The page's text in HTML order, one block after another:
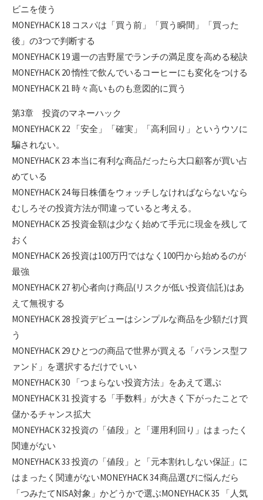
ビニを使う
MONEYHACK 18 コスパは「買う前」「買う瞬間」「買った
後」の3つで判断する
MONEYHACK 19 週一の吉野屋でランチの満足度を高める秘訣
MONEYHACK 20 惰性で飲んでいるコーヒーにも変化をつける
MONEYHACK 21 時々高いものも意図的に買う
第3章 投資のマネーハック
MONEYHACK 22 「安全」「確実」「高利回り」というウソに
騙されない。
MONEYHACK 23 本当に有利な商品だったら大口顧客が買い占
めている
MONEYHACK 24 毎日株価をウォッチしなければならないなら
むしろその投資方法が間違っていると考える。
MONEYHACK 25 投資金額は少なく始めて手元に現金を残して
おく
MONEYHACK 26 投資は100万円ではなく100円から始めるのが
最強
MONEYHACK 27 初心者向け商品(リスクが低い投資信託)はあ
えて無視する
MONEYHACK 28 投資デビューはシンプルな商品を少額だけ買
う
MONEYHACK 29 ひとつの商品で世界が買える「バランス型フ
ァンド」を選択するだけで いい
MONEYHACK 30 「つまらない投資方法」をあえて選ぶ
MONEYHACK 31 投資する「手数料」が大きく下がったことで
儲かるチャンス拡大
MONEYHACK 32 投資の「値段」と「運用利回り」はまったく
関連がない
MONEYHACK 33 投資の「値段」と「元本割れしない保証」に
はまったく関連がないMONEYHACK 34 商品選びに悩んだら
「つみたてNISA対象」かどうかで選ぶMONEYHACK 35 「人気